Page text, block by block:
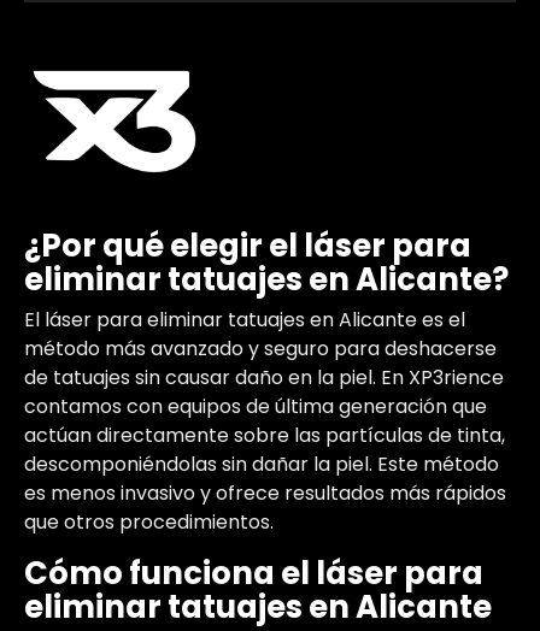
¿Por qué elegir el láser para
eliminar tatuajes en Alicante?
El láser para eliminar tatuajes en Alicante es el
método más avanzado y seguro para deshacerse
de tatuajes sin causar daño en la piel. En XP3rience
contamos con equipos de última generación que
actúan directamente sobre las partículas de tinta,
descomponiéndolas sin dañar la piel. Este método
es menos invasivo y ofrece resultados más rápidos
que otros procedimientos.
Cómo funciona el láser para
eliminar tatuajes en Alicante